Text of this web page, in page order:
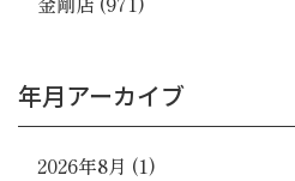
年月アーカイブ
2026年8月 (1)